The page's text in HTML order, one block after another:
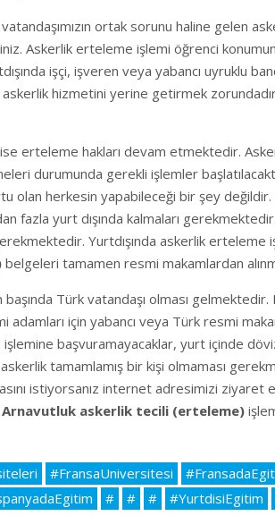
ortak sorunu haline gelen
Askerlik erteleme işlemi öğrenci
işçi, işveren veya yabancı uyruklu
hizmetini yerine getirmek
ise erteleme hakları devam etmektedir.
durumunda gerekli işlemler
olan herkesin yapabileceği bir şey değildir.
fazla yurt dışında kalmaları
Yurtdışında askerlik erteleme
belgeleri tamamen resmi makamlardan
Türk vatandaşı olması gelmektedir.
için yabancı veya Türk resmi
işlemine başvuramayacaklar, yurt içinde
tamamlamış bir kişi olmaması
istiyorsanız internet adresimizi ziyaret
Arnavutluk askerlik tecili (erteleme)
#FransaUniversitesi
# # # #YurtdisiEgitim